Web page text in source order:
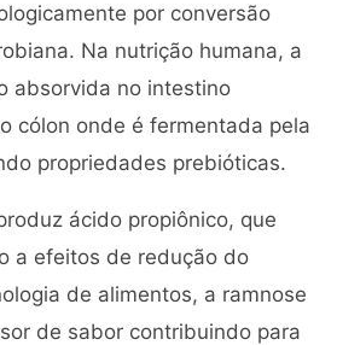
por conversão
Na nutrição humana, a
absorvida no intestino
cólon onde é fermentada pela
propriedades prebióticas.
ácido propiônico, que
a efeitos de redução do
de alimentos, a ramnose
de sabor contribuindo para